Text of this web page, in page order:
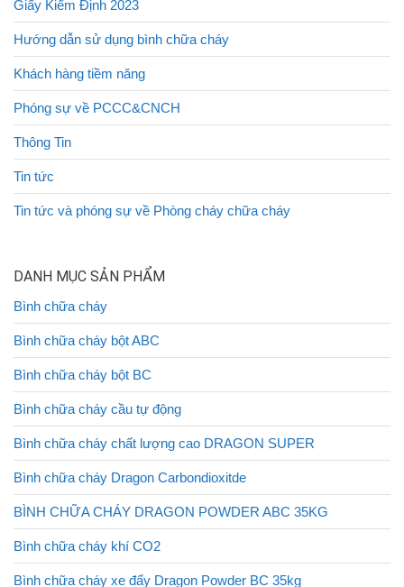
Giấy Kiểm Định 2023
Hướng dẫn sử dụng bình chữa cháy
Khách hàng tiềm năng
Phóng sự về PCCC&CNCH
Thông Tin
Tin tức
Tin tức và phóng sự về Phòng cháy chữa cháy
DANH MỤC SẢN PHẨM
Bình chữa cháy
Bình chữa cháy bột ABC
Bình chữa cháy bột BC
Bình chữa cháy cầu tự động
Bình chữa cháy chất lượng cao DRAGON SUPER
Bình chữa cháy Dragon Carbondioxitde
BÌNH CHỮA CHÁY DRAGON POWDER ABC 35KG
Bình chữa cháy khí CO2
Bình chữa cháy xe đẩy Dragon Powder BC 35kg